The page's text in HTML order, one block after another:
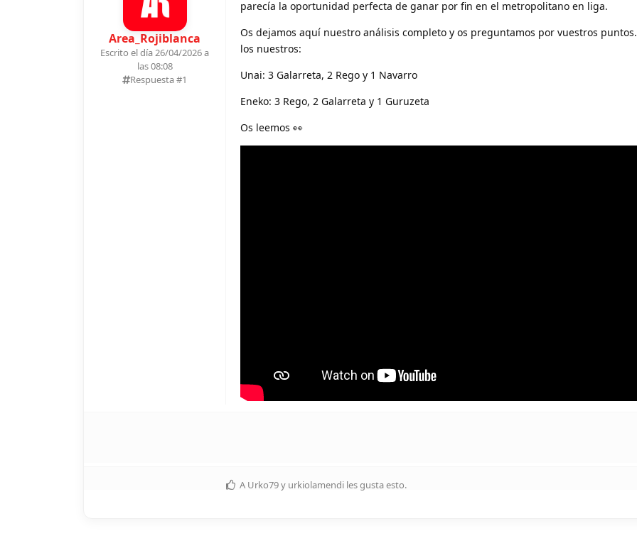
Area_Rojiblanca
Escrito el día 26/04/2026 a
las 08:08
Respuesta #1
parecía la oportunidad perfecta de ganar por fin en el metropolitano en liga.
Os dejamos aquí nuestro análisis completo y os preguntamos por vuestros
los nuestros:
Unai: 3 Galarreta, 2 Rego y 1 Navarro
Eneko: 3 Rego, 2 Galarreta y 1 Guruzeta
Os leemos 👀
A Urko79y urkiolamendi les gusta esto.